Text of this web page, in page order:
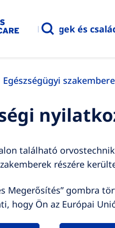
Betegek és
Egészségügyi
található
részére
Megerősítés” gombra
hogy Ön az Európai